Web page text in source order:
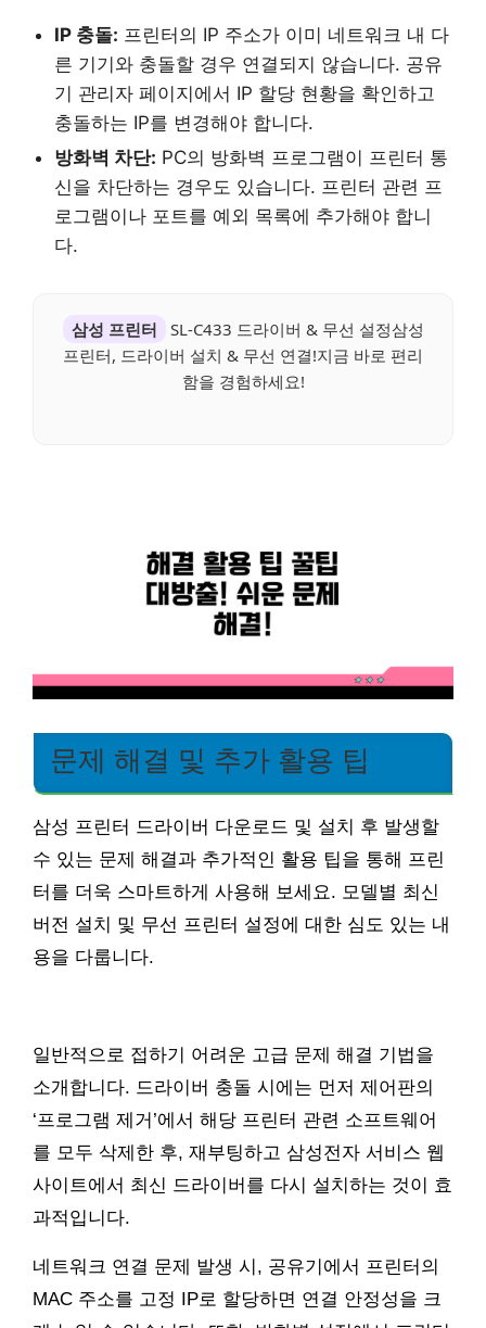
IP 충돌: 프린터의 IP 주소가 이미 네트워크 내 다
른 기기와 충돌할 경우 연결되지 않습니다. 공유
기 관리자 페이지에서 IP 할당 현황을 확인하고
충돌하는 IP를 변경해야 합니다.
방화벽 차단: PC의 방화벽 프로그램이 프린터 통
신을 차단하는 경우도 있습니다. 프린터 관련 프
로그램이나 포트를 예외 목록에 추가해야 합니
다.
삼성 프린터
SL-C433 드라이버 & 무선 설정삼성
프린터, 드라이버 설치 & 무선 연결!지금 바로 편리
함을 경험하세요!
문제 해결 및 추가 활용 팁
삼성 프린터 드라이버 다운로드 및 설치 후 발생할
수 있는 문제 해결과 추가적인 활용 팁을 통해 프린
터를 더욱 스마트하게 사용해 보세요. 모델별 최신
버전 설치 및 무선 프린터 설정에 대한 심도 있는 내
용을 다룹니다.
일반적으로 접하기 어려운 고급 문제 해결 기법을
소개합니다. 드라이버 충돌 시에는 먼저 제어판의
‘프로그램 제거’에서 해당 프린터 관련 소프트웨어
를 모두 삭제한 후, 재부팅하고 삼성전자 서비스 웹
사이트에서 최신 드라이버를 다시 설치하는 것이 효
과적입니다.
네트워크 연결 문제 발생 시, 공유기에서 프린터의
MAC 주소를 고정 IP로 할당하면 연결 안정성을 크